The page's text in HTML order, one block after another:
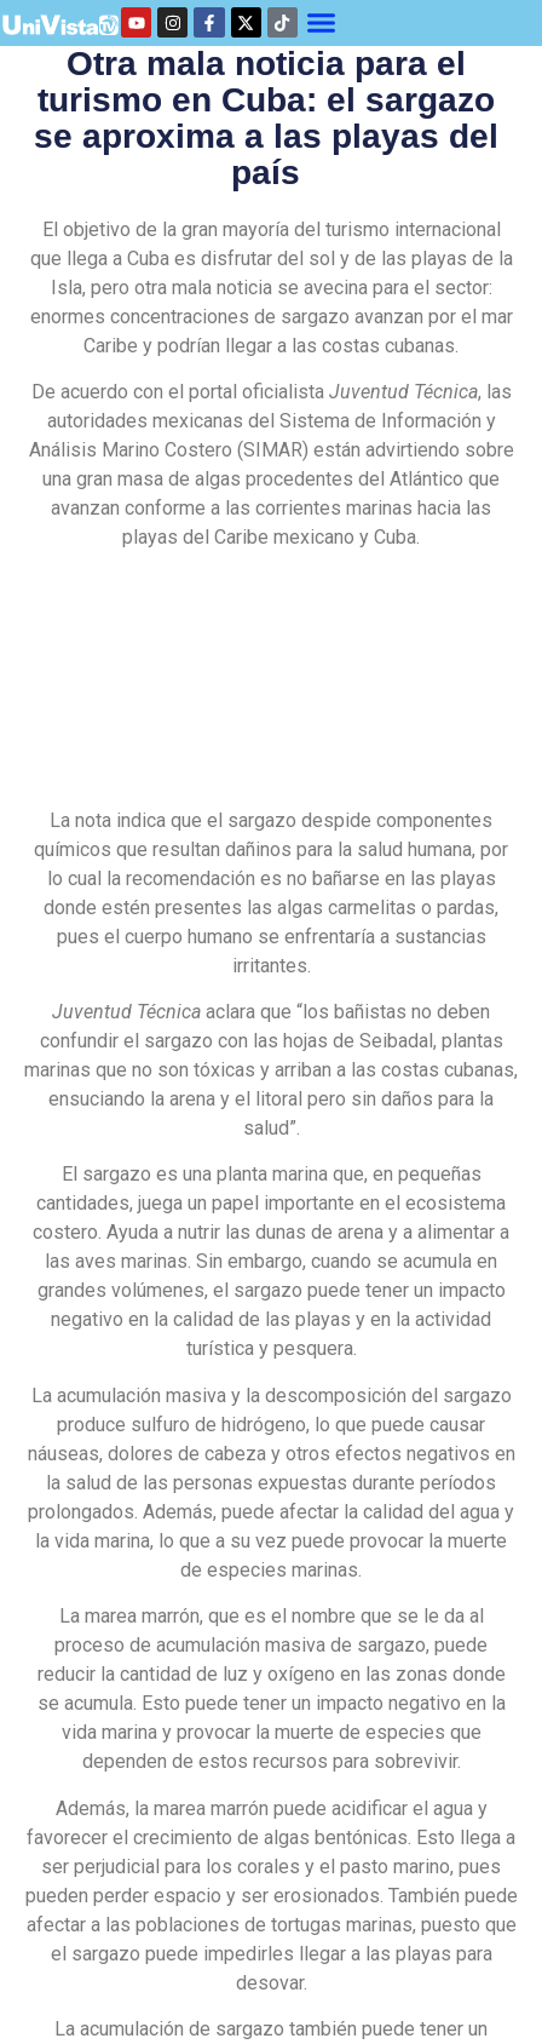
Otra mala noticia para el
turismo en Cuba: el sargazo
se aproxima a las playas del
país
El objetivo de la gran mayoría del turismo internacional
que llega a Cuba es disfrutar del sol y de las playas de la
Isla, pero otra mala noticia se avecina para el sector:
enormes concentraciones de sargazo avanzan por el mar
Caribe y podrían llegar a las costas cubanas.
De acuerdo con el portal oficialista Juventud Técnica, las
autoridades mexicanas del Sistema de Información y
Análisis Marino Costero (SIMAR) están advirtiendo sobre
una gran masa de algas procedentes del Atlántico que
avanzan conforme a las corrientes marinas hacia las
playas del Caribe mexicano y Cuba.
La nota indica que el sargazo despide componentes
químicos que resultan dañinos para la salud humana, por
lo cual la recomendación es no bañarse en las playas
donde estén presentes las algas carmelitas o pardas,
pues el cuerpo humano se enfrentaría a sustancias
irritantes.
Juventud Técnica aclara que “los bañistas no deben
confundir el sargazo con las hojas de Seibadal, plantas
marinas que no son tóxicas y arriban a las costas cubanas,
ensuciando la arena y el litoral pero sin daños para la
salud”.
El sargazo es una planta marina que, en pequeñas
cantidades, juega un papel importante en el ecosistema
costero. Ayuda a nutrir las dunas de arena y a alimentar a
las aves marinas. Sin embargo, cuando se acumula en
grandes volúmenes, el sargazo puede tener un impacto
negativo en la calidad de las playas y en la actividad
turística y pesquera.
La acumulación masiva y la descomposición del sargazo
produce sulfuro de hidrógeno, lo que puede causar
náuseas, dolores de cabeza y otros efectos negativos en
la salud de las personas expuestas durante períodos
prolongados. Además, puede afectar la calidad del agua y
la vida marina, lo que a su vez puede provocar la muerte
de especies marinas.
La marea marrón, que es el nombre que se le da al
proceso de acumulación masiva de sargazo, puede
reducir la cantidad de luz y oxígeno en las zonas donde
se acumula. Esto puede tener un impacto negativo en la
vida marina y provocar la muerte de especies que
dependen de estos recursos para sobrevivir.
Además, la marea marrón puede acidificar el agua y
favorecer el crecimiento de algas bentónicas. Esto llega a
ser perjudicial para los corales y el pasto marino, pues
pueden perder espacio y ser erosionados. También puede
afectar a las poblaciones de tortugas marinas, puesto que
el sargazo puede impedirles llegar a las playas para
desovar.
La acumulación de sargazo también puede tener un